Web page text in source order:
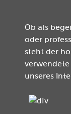
Ob als
oder
steht der
unseres